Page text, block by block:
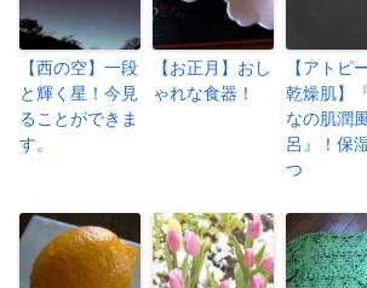
【西の空】一段
と輝く星！今見
ることができま
す。
【お正月】おし
ゃれな食器！
【アトピ
乾燥肌】
なの肌潤
呂』！保
つ